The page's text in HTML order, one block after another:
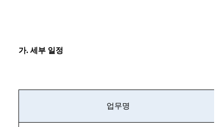
가. 세부 일정
업무명